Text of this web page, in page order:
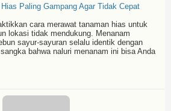
Paling Gampang Agar Tidak Cepat
cara merawat tanaman hias untuk
lokasi tidak mendukung. Menanam
sayur-sayuran selalu identik dengan
bahwa naluri menanam ini bisa Anda